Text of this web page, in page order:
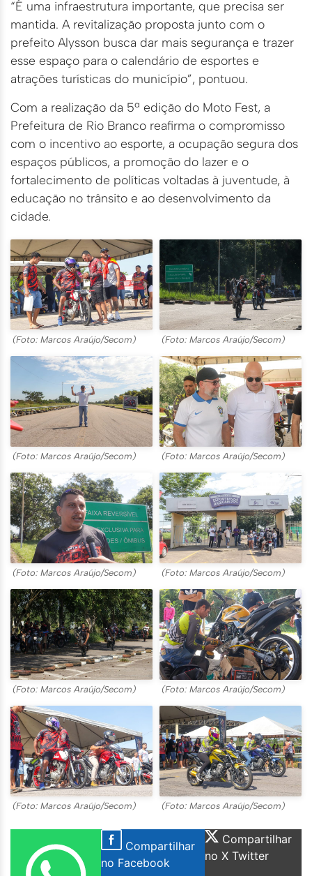
“É uma infraestrutura importante, que precisa ser
mantida. A revitalização proposta junto com o
prefeito Alysson busca dar mais segurança e trazer
esse espaço para o calendário de esportes e
atrações turísticas do município”, pontuou.
Com a realização da 5ª edição do Moto Fest, a
Prefeitura de Rio Branco reafirma o compromisso
com o incentivo ao esporte, a ocupação segura dos
espaços públicos, a promoção do lazer e o
fortalecimento de políticas voltadas à juventude, à
educação no trânsito e ao desenvolvimento da
cidade.
(Foto: Marcos Araújo/Secom) (Foto: Marcos Araújo/Secom)
(Foto: Marcos Araújo/Secom) (Foto: Marcos Araújo/Secom)
(Foto: Marcos Araújo/Secom) (Foto: Marcos Araújo/Secom)
(Foto: Marcos Araújo/Secom) (Foto: Marcos Araújo/Secom)
(Foto: Marcos Araújo/Secom) (Foto: Marcos Araújo/Secom)
Compartilhar
no Facebook
Compartilhar
no X Twitter